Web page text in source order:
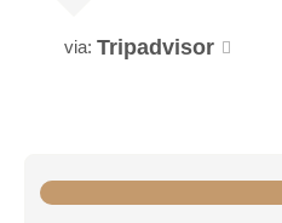
via: Tripadvisor